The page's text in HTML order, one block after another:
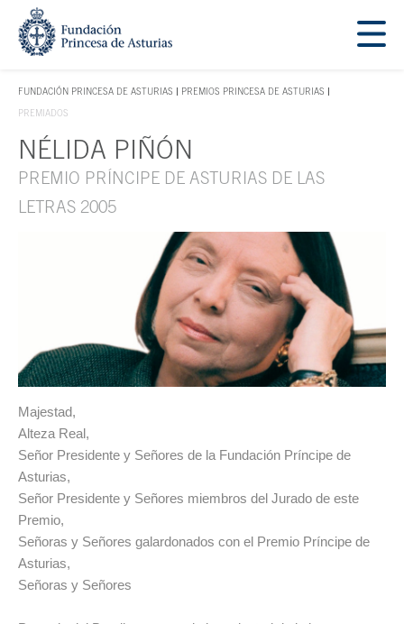
Saltar navegación. Ir directamente al contenido principal
FUNDACIÓN PRINCESA DE ASTURIAS
TECLA DE ACCESO 1
PREMIOS PRINCESA DE ASTURIAS
PREMIADOS
Contenido principal
NÉLIDA PIÑÓN
PREMIO PRÍNCIPE DE ASTURIAS DE LAS
LETRAS 2005
Majestad,
Alteza Real,
Señor Presidente y Señores de la Fundación Príncipe de
Asturias,
Señor Presidente y Señores miembros del Jurado de este
Premio,
Señoras y Señores galardonados con el Premio Príncipe de
Asturias,
Señoras y Señores